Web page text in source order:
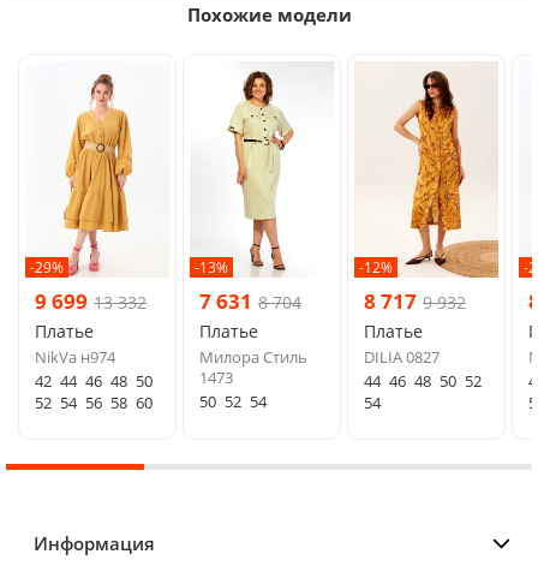
Похожие модели
-29%
9 699 13 332
Платье
NikVa н974
42 44 46 48 50
52 54 56 58 60
-13%
7 631 8 704
Платье
Милора Стиль
1473
50 52 54
-12%
8 717 9 932
Платье
DILIA 0827
44 46 48 50 52
54
-
Информация